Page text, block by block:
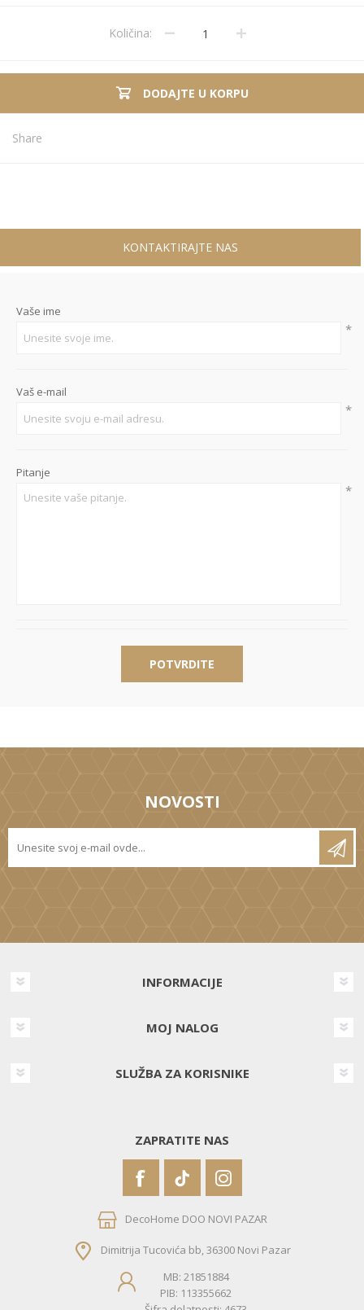
Količina:
DODAJTE U KORPU
Share
KONTAKTIRAJTE NAS
Vaše ime
*
Vaš e-mail
*
Pitanje
*
POTVRDITE
NOVOSTI
INFORMACIJE
MOJ NALOG
SLUŽBA ZA KORISNIKE
ZAPRATITE NAS
DecoHome DOO NOVI PAZAR
Dimitrija Tucovića bb, 36300 Novi Pazar
MB: 21851884
PIB: 113355662